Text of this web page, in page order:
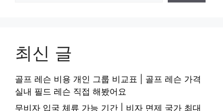
최신 글
골프 레슨 비용 개인 그룹 비교표 | 골프 레슨 가격
실내 필드 레슨 직접 해봤어요
무비자 입국 체류 가능 기간 | 비자 면제 국가 최대